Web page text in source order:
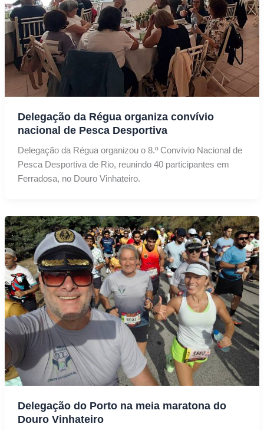
Delegação da Régua organiza convívio
nacional de Pesca Desportiva
Delegação da Régua organizou o 8.º Convívio Nacional de
Pesca Desportiva de Rio, reunindo 40 participantes em
Ferradosa, no Douro Vinhateiro.
Delegação do Porto na meia maratona do
Douro Vinhateiro